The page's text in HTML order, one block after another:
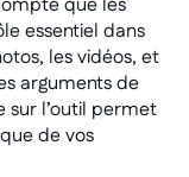
essentiel dans
les vidéos, et
arguments de
sur l’outil permet
de vos